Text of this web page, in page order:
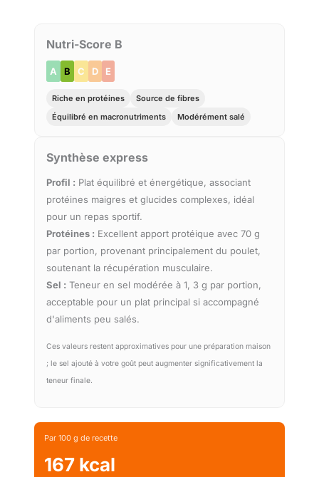
Nutri-Score B
A B C D E
Riche en protéines
Source de fibres
Équilibré en macronutriments
Modérément salé
Synthèse express
Profil : Plat équilibré et énergétique, associant
protéines maigres et glucides complexes, idéal
pour un repas sportif.
Protéines : Excellent apport protéique avec 70 g
par portion, provenant principalement du poulet,
soutenant la récupération musculaire.
Sel : Teneur en sel modérée à 1, 3 g par portion,
acceptable pour un plat principal si accompagné
d'aliments peu salés.
Ces valeurs restent approximatives pour une préparation maison
; le sel ajouté à votre goût peut augmenter significativement la
teneur finale.
Par 100 g de recette
167 kcal